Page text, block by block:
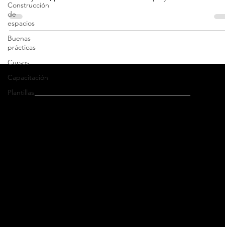
Construcción
de
espacios
Buenas
prácticas
Cursos
Capacitación
Plantillas
Descubre los elementos, configuraciones y vistas más comunes de
monday.com, para el control eficiente de tus proyectos.